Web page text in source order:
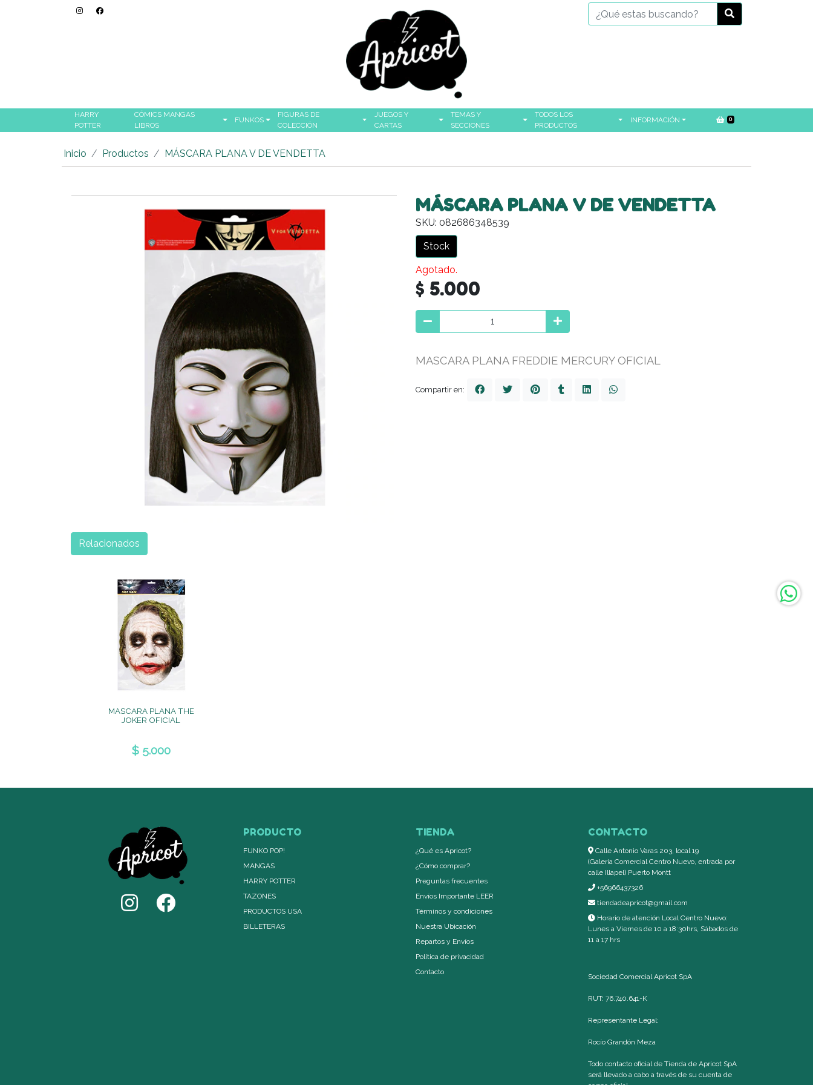
HARRY
POTTER
CÓMICS MANGAS
LIBROS
FUNKOS
FIGURAS DE
COLECCIÓN
JUEGOS Y
CARTAS
TEMAS Y
SECCIONES
TODOS LOS
PRODUCTOS
INFORMACIÓN 0
Inicio Productos MÁSCARA PLANA V DE VENDETTA
MÁSCARA PLANA V DE VENDETTA
SKU: 082686348539
Stock
Agotado.
$ 5.000
MASCARA PLANA FREDDIE MERCURY OFICIAL
Compartir en:
MASCARA PLANA THE
JOKER OFICIAL
$ 5.000
Relacionados
PRODUCTO
FUNKO POP!
MANGAS
HARRY POTTER
TAZONES
PRODUCTOS USA
BILLETERAS
TIENDA
¿Qué es Apricot?
¿Cómo comprar?
Preguntas frecuentes
Envíos Importante LEER
Términos y condiciones
Nuestra Ubicación
Repartos y Envíos
Política de privacidad
Contacto
CONTACTO
Calle Antonio Varas 203, local 19
(Galería Comercial Centro Nuevo, entrada por
calle Illapel) Puerto Montt
+56966437326
tiendadeapricot@gmail.com
Horario de atención Local Centro Nuevo:
Lunes a Viernes de 10 a 18:30hrs, Sábados de
11 a 17 hrs
Sociedad Comercial Apricot SpA
RUT: 76.740.641-K
Representante Legal:
Rocío Grandón Meza
Todo contacto oficial de Tienda de Apricot SpA
será llevado a cabo a través de su cuenta de